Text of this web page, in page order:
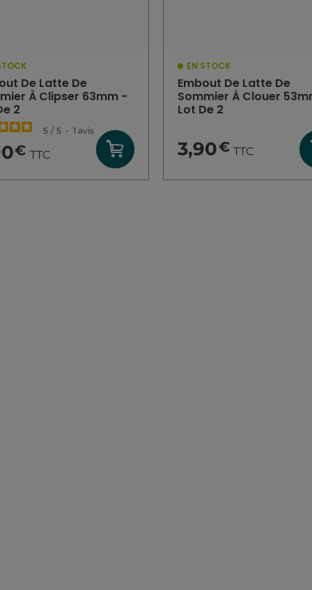
De Latte De
À Clipser 63mm -
2
5 / 5 - 1 avis
€ TTC
EN STOCK
Embout De Latte De
Sommier À Clouer
Lot De 2
3,90€ TTC